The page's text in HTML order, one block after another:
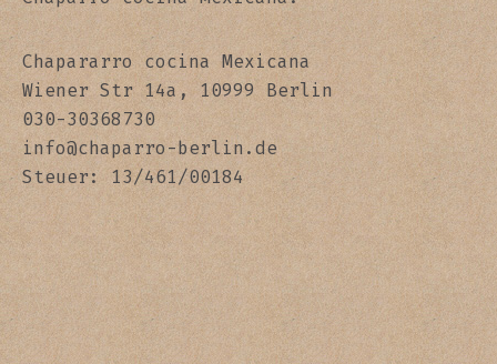
Chapararro cocina Mexicana
Wiener Str 14a, 10999 Berlin
030-30368730
info@chaparro-berlin.de
Steuer: 13/461/00184